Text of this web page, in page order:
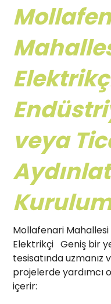
veya
Mollafenari Mahallesi
Elektrikçi Geniş bir
tesisatında
projelerde yardımcı
içerir: